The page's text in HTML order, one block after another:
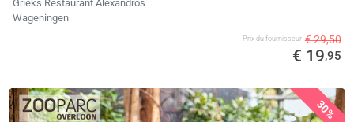
Grieks Restaurant Alexandros
Wageningen
Prix ​​du fournisseur € 29,50
€ 19,95
30%